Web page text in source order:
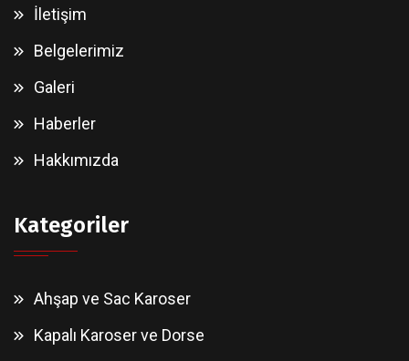
İletişim
Belgelerimiz
Galeri
Haberler
Hakkımızda
Kategoriler
Ahşap ve Sac Karoser
Kapalı Karoser ve Dorse